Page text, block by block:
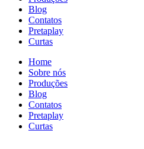
Blog
Contatos
Pretaplay
Curtas
Home
Sobre nós
Produções
Blog
Contatos
Pretaplay
Curtas